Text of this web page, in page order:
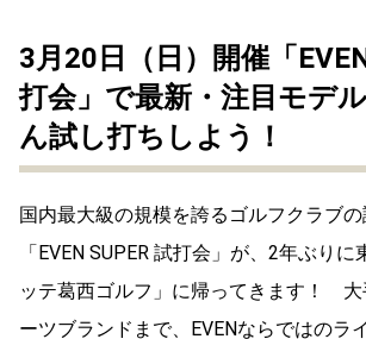
3月20日（日）開催「
打会」で最新・注目モデ
ん試し打ちしよう！
国内最大級の規模を誇るゴルフクラブ
「EVEN SUPER 試打会」が、2年ぶり
ッテ葛西ゴルフ」に帰ってきます！
ーツブランドまで、EVENならではのラ